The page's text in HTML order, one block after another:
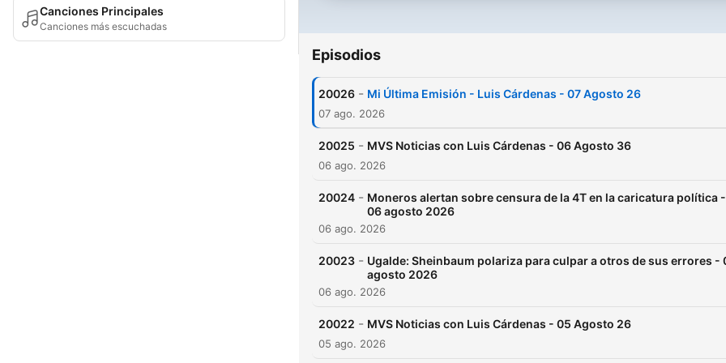
Canciones Principales
Canciones más escuchadas
Episodios
20026 - Mi Última Emisión - Luis Cárdenas - 07 Agosto 26
07 ago. 2026
20025 - MVS Noticias con Luis Cárdenas - 06 Agosto 36
06 ago. 2026
20024 - Moneros alertan sobre censura de la 4T en la caricatura política -
06 agosto 2026
06 ago. 2026
20023 - Ugalde: Sheinbaum polariza para culpar a otros de sus errores -
agosto 2026
06 ago. 2026
20022 - MVS Noticias con Luis Cárdenas - 05 Agosto 26
05 ago. 2026